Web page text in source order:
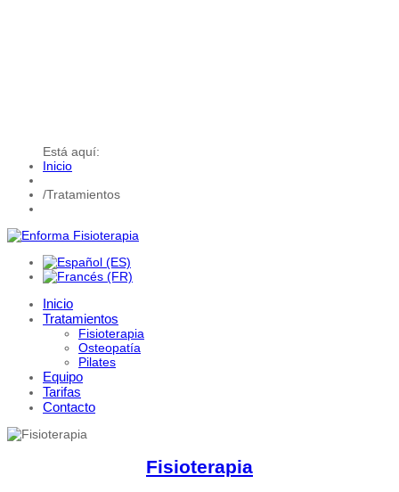
Está aquí:
Inicio
/Tratamientos
Inicio
Tratamientos
Fisioterapia
Osteopatía
Pilates
Equipo
Tarifas
Contacto
Fisioterapia